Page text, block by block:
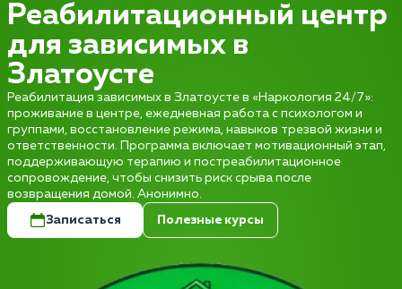
Реабилитационный центр
для зависимых в
Златоусте
Реабилитация зависимых в Златоусте в «Наркология 24/7»:
проживание в центре, ежедневная работа с психологом и
группами, восстановление режима, навыков трезвой жизни и
ответственности. Программа включает мотивационный этап,
поддерживающую терапию и постреабилитационное
сопровождение, чтобы снизить риск срыва после
возвращения домой. Анонимно.
Записаться Полезные курсы